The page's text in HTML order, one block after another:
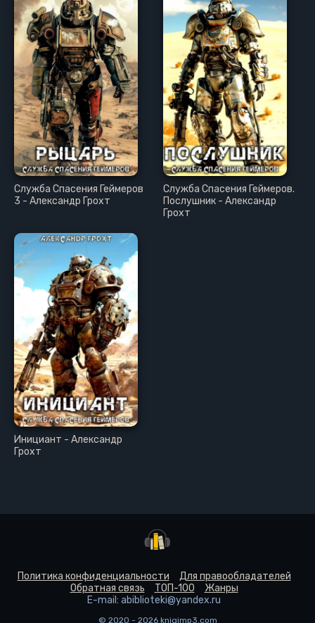
Служба Спасения Геймеров
3 - Александр Грохт
Служба Спасения Геймеров.
Послушник - Александр
Грохт
Инициант - Александр
Грохт
Политика конфиденциальности
Для правообладателей
Обратная связь
ТОП-100
Жанры
E-mail: abiblioteki@yandex.ru
© 2020 - 2026 knigimp3.com